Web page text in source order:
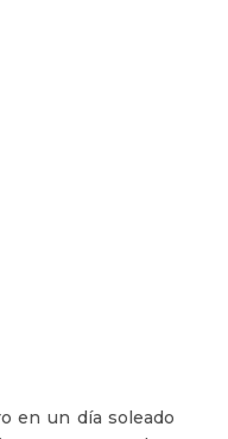
en un día soleado